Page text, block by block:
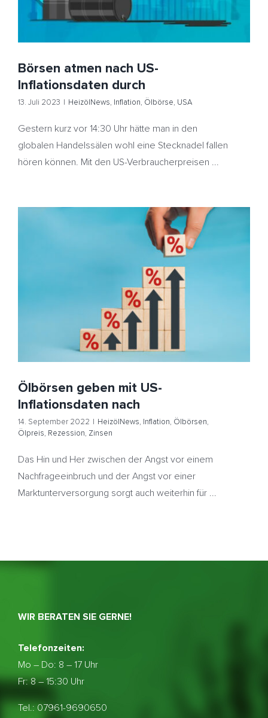
Börsen atmen nach US-
Inflationsdaten durch
13. Juli 2023 | HeizölNews, Inflation, Ölbörse, USA
Gestern kurz vor 14:30 Uhr hätte man in den
globalen Handelssälen wohl eine Stecknadel fallen
hören können. Mit den US-Verbraucherpreisen ...
Ölbörsen geben mit US-Inflationsdaten nach
Ölbörsen Ölpreis
Zinsen
Ölbörsen geben mit US-
Inflationsdaten nach
14. September 2022 | HeizölNews, Inflation, Ölbörsen,
Ölpreis, Rezession, Zinsen
Das Hin und Her zwischen der Angst vor einem
Nachfrageeinbruch und der Angst vor einer
Marktunterversorgung sorgt auch weiterhin für ...
WIR BERATEN SIE GERNE!
Telefonzeiten:
Mo – Do: 8 – 17 Uhr
Fr: 8 – 15:30 Uhr
Tel.: 07961-9690650